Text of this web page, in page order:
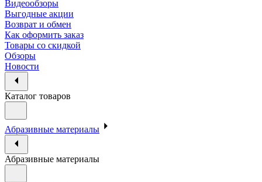
Видеообзоры
Выгодные акции
Возврат и обмен
Как оформить заказ
Товары со скидкой
Обзоры
Новости
Каталог товаров
Абразивные материалы
Абразивные материалы